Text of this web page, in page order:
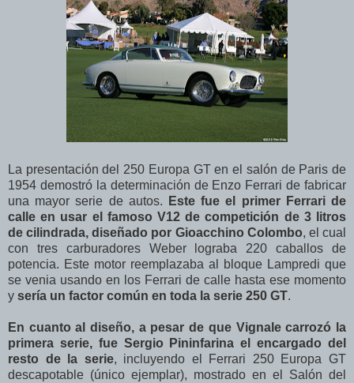
La presentación del 250 Europa GT en el salón de Paris de
1954 demostró la determinación de Enzo Ferrari de fabricar
una mayor serie de autos.
Este fue el primer Ferrari de
calle en usar el famoso V12 de competición de 3 litros
de cilindrada, diseñado por Gioacchino Colombo, el cual
con tres carburadores Weber lograba 220 caballos de
potencia. Este motor reemplazaba al bloque Lampredi que
se venia usando en los Ferrari de calle hasta ese momento
y sería un factor común en toda la serie 250 GT.
En cuanto al diseño, a pesar de que Vignale carrozó la
primera serie, fue Sergio Pininfarina el encargado del
resto de la serie, incluyendo el Ferrari 250 Europa GT
descapotable (único ejemplar), mostrado en el Salón del